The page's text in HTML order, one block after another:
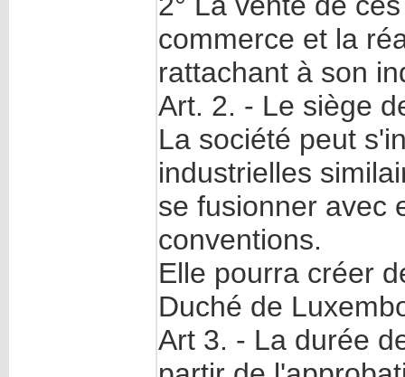
commerce et la
rattachant à son
Art. 2. - Le siège
La société peut
industrielles
se fusionner avec
conventions.
Elle pourra créer
Duché de
Art 3. - La durée